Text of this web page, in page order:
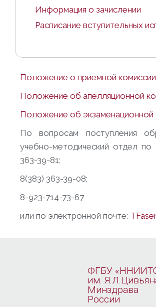
Информация о зачислении
Расписание вступительных
Положение о приемной комиссии
Положение об апелляционной
Положение об экзаменационной
По вопросам поступления
учебно-методический отдел по
363-39-81;
8(383) 363-39-08;
8-923-714-73-67
или по электронной почте:
ФГБУ
им.
Минздрава
России